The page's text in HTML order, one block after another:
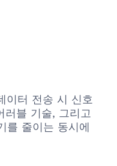
이터 전송 시 신호
블 기술, 그리고
를 줄이는 동시에